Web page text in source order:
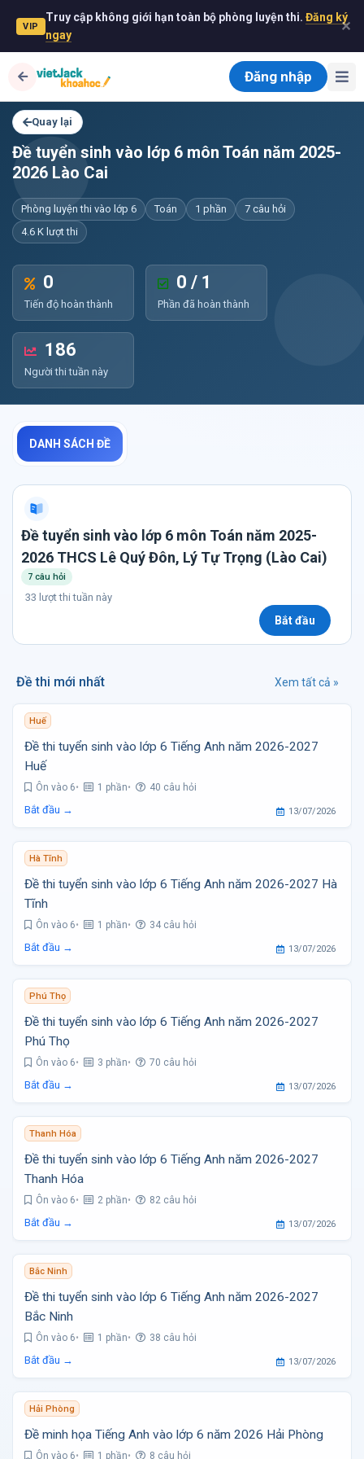
VIP
Truy cập không giới hạn toàn bộ phòng luyện thi. Đăng ký
ngay
✕
Đăng nhập
Quay lại
Đề tuyển sinh vào lớp 6 môn Toán năm 2025-
2026 Lào Cai
Phòng luyện thi vào lớp 6 Toán 1 phần
7 câu hỏi
4.6 K lượt thi
0
Tiến độ hoàn thành
0 / 1
Phần đã hoàn thành
186
Người thi tuần này
DANH SÁCH ĐỀ
Đề tuyển sinh vào lớp 6 môn Toán năm 2025-
2026 THCS Lê Quý Đôn, Lý Tự Trọng (Lào Cai)
7 câu hỏi
33 lượt thi tuần này
Bắt đầu
Đề thi mới nhất Xem tất cả »
Huế
Đề thi tuyển sinh vào lớp 6 Tiếng Anh năm 2026-2027
Huế
Ôn vào 6 1 phần 40 câu hỏi
Bắt đầu → 13/07/2026
Hà Tĩnh
Đề thi tuyển sinh vào lớp 6 Tiếng Anh năm 2026-2027 Hà
Tĩnh
Ôn vào 6 1 phần 34 câu hỏi
Bắt đầu → 13/07/2026
Phú Thọ
Đề thi tuyển sinh vào lớp 6 Tiếng Anh năm 2026-2027
Phú Thọ
Ôn vào 6 3 phần 70 câu hỏi
Bắt đầu → 13/07/2026
Thanh Hóa
Đề thi tuyển sinh vào lớp 6 Tiếng Anh năm 2026-2027
Thanh Hóa
Ôn vào 6 2 phần 82 câu hỏi
Bắt đầu → 13/07/2026
Bắc Ninh
Đề thi tuyển sinh vào lớp 6 Tiếng Anh năm 2026-2027
Bắc Ninh
Ôn vào 6 1 phần 38 câu hỏi
Bắt đầu → 13/07/2026
Hải Phòng
Đề minh họa Tiếng Anh vào lớp 6 năm 2026 Hải Phòng
Ôn vào 6 1 phần 8 câu hỏi